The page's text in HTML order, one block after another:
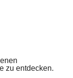
zu entdecken.